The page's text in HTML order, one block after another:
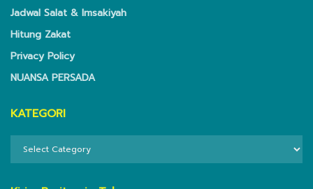
Jadwal Salat & Imsakiyah
Hitung Zakat
Privacy Policy
NUANSA PERSADA
KATEGORI
KATEGORI